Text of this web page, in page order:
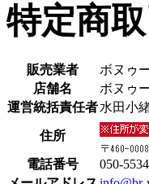
特定商
販売業者
ボヌゥ
店舗名
ボヌゥ
運営統括責任者水田小
住所
電話番号
050-